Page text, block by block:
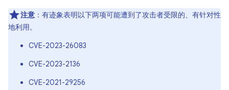
注意 ：有迹象表明以下两项可能遭到了攻击者受限的、有针对性
地利用。
CVE-2023-26083
CVE-2023-2136
CVE-2021-29256